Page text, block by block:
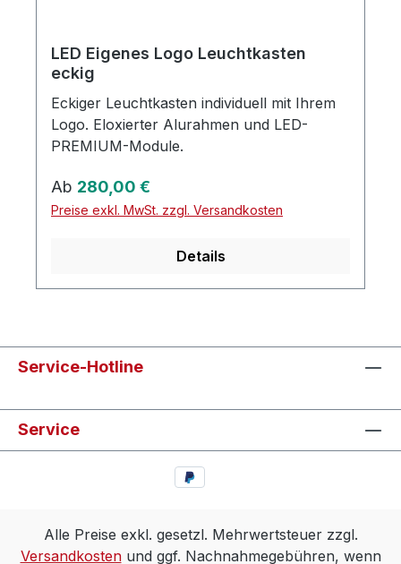
LED Eigenes Logo Leuchtkasten
eckig
Eckiger Leuchtkasten individuell mit Ihrem
Logo. Eloxierter Alurahmen und LED-
PREMIUM-Module.
Regulärer Preis:
Ab 280,00 €
Preise exkl. MwSt. zzgl. Versandkosten
Details
Service-Hotline
Service
Alle Preise exkl. gesetzl. Mehrwertsteuer zzgl.
Versandkostenund ggf. Nachnahmegebühren, wenn